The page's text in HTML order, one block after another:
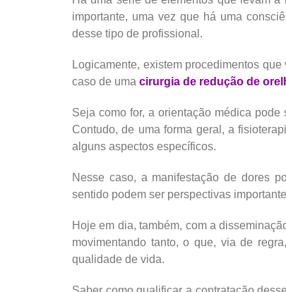
importante, uma vez que há uma
desse tipo de profissional.
Logicamente, existem procedimentos
caso de uma cirurgia de redução de
Seja como for, a orientação médica
Contudo, de uma forma geral, a
alguns aspectos específicos.
Nesse caso, a manifestação de dores
sentido podem ser perspectivas
Hoje em dia, também, com a
movimentando tanto, o que, via de
qualidade de vida.